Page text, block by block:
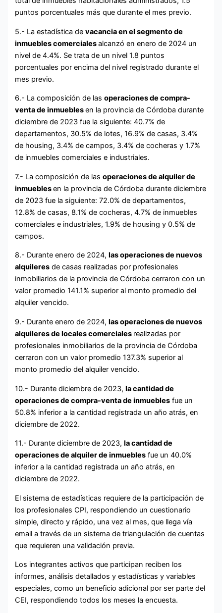
puntos porcentuales más que durante el mes previo.
5.- La estadística devacancia en el segmento de
inmuebles comercialesalcanzó en enero de 2024 un
nivel de 4.4%. Se trata de un nivel 1.8 puntos
porcentuales por encima del nivel registrado durante el
mes previo.
6.- La composición de lasoperaciones de compra-
venta de inmueblesen la provincia de Córdoba durante
diciembre de 2023 fue la siguiente: 40.7% de
departamentos, 30.5% de lotes, 16.9% de casas, 3.4%
de housing, 3.4% de campos, 3.4% de cocheras y 1.7%
de inmuebles comerciales e industriales.
7.- La composición de lasoperaciones de alquiler de
inmueblesen la provincia de Córdoba durante diciembre
de 2023 fue la siguiente: 72.0% de departamentos,
12.8% de casas, 8.1% de cocheras, 4.7% de inmuebles
comerciales e industriales, 1.9% de housing y 0.5% de
campos.
8.- Durante enero de 2024, las operaciones de nuevos
alquileres de casas realizadas por profesionales
inmobiliarios de la provincia de Córdoba cerraron con un
valor promedio 141.1% superior al monto promedio del
alquiler vencido.
9.- Durante enero de 2024,las operaciones de nuevos
alquileres de locales comerciales realizadas por
profesionales inmobiliarios de la provincia de Córdoba
cerraron con un valor promedio 137.3% superior al
monto promedio del alquiler vencido.
10.- Durante diciembre de 2023,la cantidad de
operaciones de compra-venta de inmuebles fue un
50.8% inferior a la cantidad registrada un año atrás, en
diciembre de 2022.
11.- Durante diciembre de 2023,la cantidad de
operaciones de alquiler de inmuebles fue un 40.0%
inferior a la cantidad registrada un año atrás, en
diciembre de 2022.
El sistema de estadísticas requiere de la participación de
los profesionales CPI, respondiendo un cuestionario
simple, directo y rápido, una vez al mes, que llega vía
email a través de un sistema de triangulación de cuentas
que requieren una validación previa.
Los integrantes activos que participan reciben los
informes, análisis detallados y estadísticas y variables
especiales, como un beneficio adicional por ser parte del
CEI, respondiendo todos los meses la encuesta.